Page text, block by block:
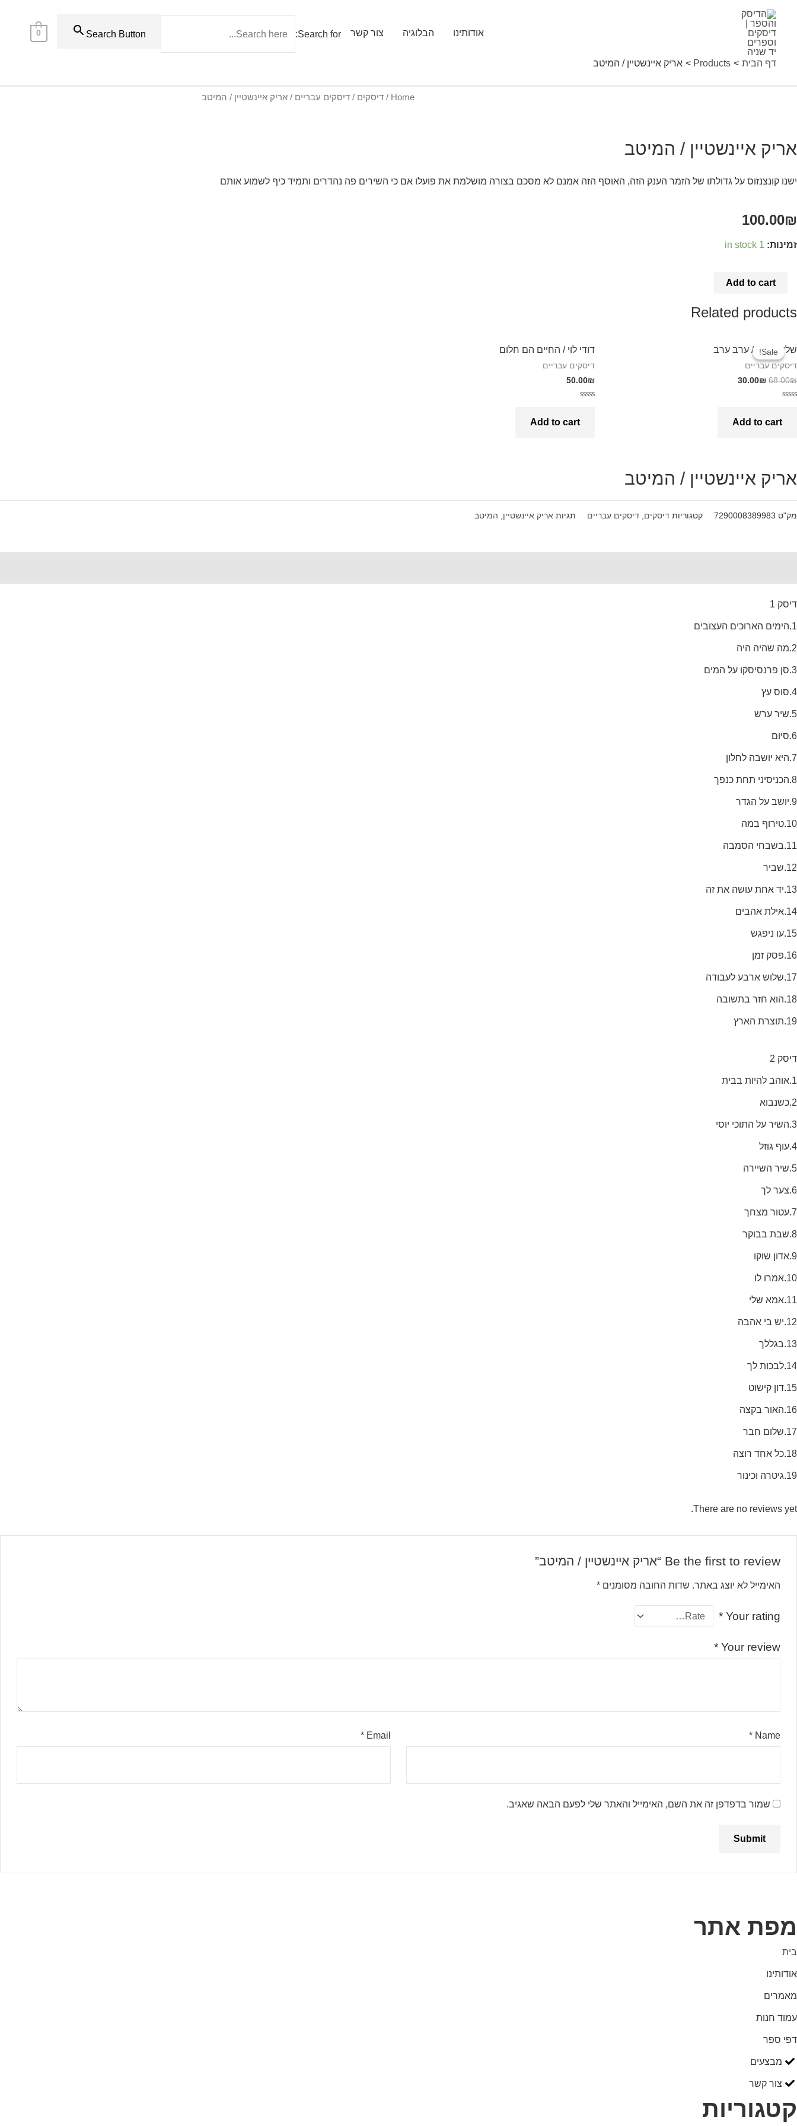
אודותינו הבלוגיה צור קשר Search for:
Search Button
0
דף הבית Products אריק איינשטיין / המיטב
Home
/דיסקים /דיסקים עבריים / אריק איינשטיין / המיטב
אריק איינשטיין / המיטב
ישנו קונצנזוס על גדולתו של הזמר הענק הזה, האוסף הזה אמנם לא מסכם בצורה מושלמת את פועלו אם כי השירים פה נהדרים ותמיד כיף לשמוע אותם
100.00₪
זמינות: 1 in stock
quantity
Add to cart
Related products
Sale!
Sale!
שלום חנוך / ערב ערב
דיסקים עבריים
68.00₪
30.00₪
Add to cart
דודי לוי / החיים הם חלום
דיסקים עבריים
50.00₪
Add to cart
אריק איינשטיין / המיטב
מק"ט 7290008389983 קטגוריות דיסקים דיסקים עבריים תגיות אריק איינשטיין המיטב
דיסק 1
1.הימים הארוכים העצובים
2.מה שהיה היה
3.סן פרנסיסקו על המים
4.סוס עץ
5.שיר ערש
6.סיום
7.היא יושבה לחלון
8.הכניסיני תחת כנפך
9.יושב על הגדר
10.טירוף במה
11.בשבחי הסמבה
12.שביר
13.יד אחת עושה את זה
14.אילת אהבים
15.עו ניפגש
16.פסק זמן
17.שלוש ארבע לעבודה
18.הוא חזר בתשובה
19.תוצרת הארץ
דיסק 2
1.אוהב להיות בבית
2.כשנבוא
3.השיר על התוכי יוסי
4.עוף גוזל
5.שיר השיירה
6.צער לך
7.עטור מצחך
8.שבת בבוקר
9.אדון שוקו
10.אמרו לו
11.אמא שלי
12.יש בי אהבה
13.בגללך
14.לבכות לך
15.דון קישוט
16.האור בקצה
17.שלום חבר
18.כל אחד רוצה
19.גיטרה וכינור
There are no reviews yet.
Be the first to review “אריק איינשטיין / המיטב”
האימייל לא יוצג באתר. שדות החובה מסומנים *
Your rating
*
Your review
*
Name
*
Email
*
שמור בדפדפן זה את השם, האימייל והאתר שלי לפעם הבאה שאגיב.
מפת אתר
בית
אודותינו
מאמרים
עמוד חנות
דפי ספר
מבצעים
צור קשר
קטגוריות